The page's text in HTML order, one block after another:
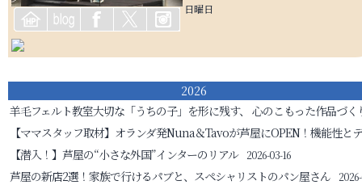
日曜日
2026
羊毛フェルト教室大切な「うちの子」を形に残す、 心のこもった作品づく
【ママスタッフ取材】オランダ発Nuna＆Tavoが芦屋にOPEN！機能性と
【潜入！】芦屋の“小さな外国”インターのリアル
2026-03-16
芦屋の新店2選！家族で行けるパブと、スペシャリストのパン屋さん